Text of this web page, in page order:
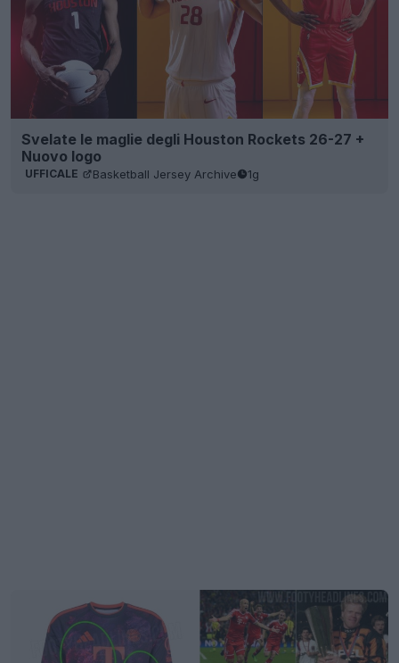
Svelate le maglie degli Houston Rockets 26-27 +
Nuovo logo
UFFICALE Basketball Jersey Archive 1g